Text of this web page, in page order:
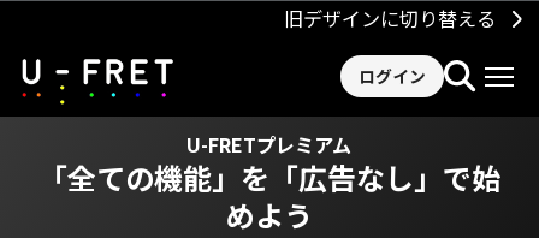
旧デザインに切り替える
ログイン
U-FRETプレミアム
「全ての機能」を 「広告なし」で始
めよう